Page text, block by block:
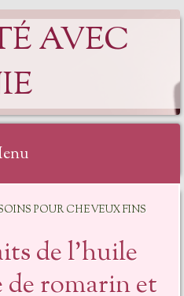
AVEC
POUR CHEVEUX FINS
de l’huile
de romarin et